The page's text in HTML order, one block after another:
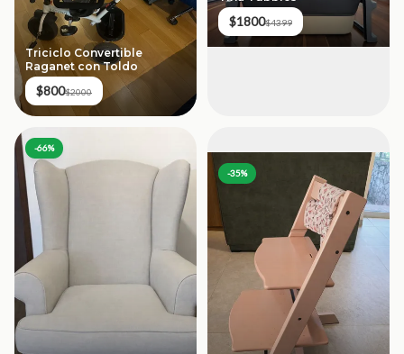
Triciclo Convertible
Raganet con Toldo
$800$2000
$1800$4399
-66%
-35%